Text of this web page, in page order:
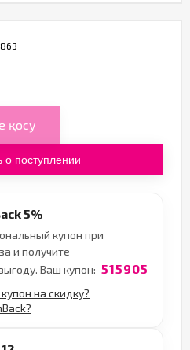
қосу
о поступлении
5%
купон при
и получите
Ваш купон: 515905
на скидку?